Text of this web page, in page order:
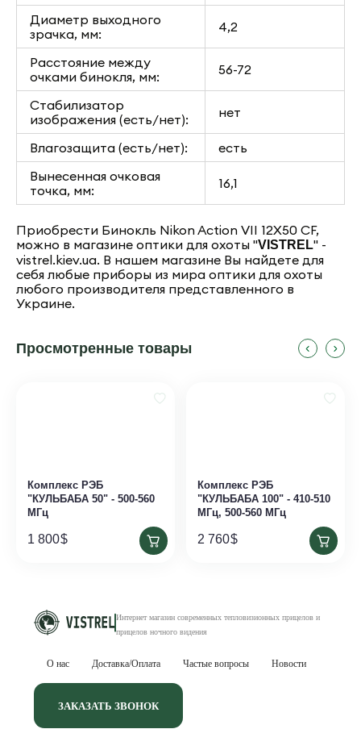
Диаметр выходного
зрачка, мм:
4,2
Расстояние между
очками бинокля, мм:
56-72
Стабилизатор
изображения (есть/нет):
нет
Влагозащита (есть/нет):
есть
Вынесенная очковая
точка, мм:
16,1
Приобрести Бинокль Nikon Action VII 12X50 CF,
можно в магазине оптики для охоты "VISTREL" -
vistrel.kiev.ua. В нашем магазине Вы найдете для
себя любые приборы из мира оптики для охоты
любого производителя представленного в
Украине.
Просмотренные товары
Комплекс РЭБ
"КУЛЬБАБА 50" - 500-560
МГц
1 800$
Комплекс РЭБ
"КУЛЬБАБА 100" - 410-510
МГц, 500-560 МГц
2 760$
Интернет магазин современных тепловизионныхприцелов и
прицелов ночного видения
О нас Доставка/Оплата Частые вопросы Новости
ЗАКАЗАТЬ ЗВОНОК